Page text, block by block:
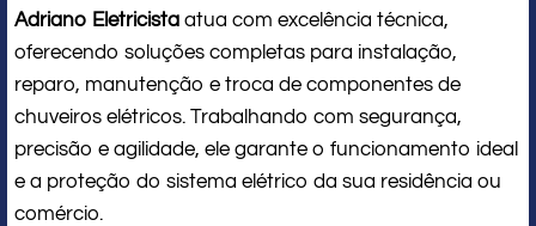
Adriano Eletricista atua com excelência técnica,
oferecendo soluções completas para instalação,
reparo, manutenção e troca de componentes de
chuveiros elétricos. Trabalhando com segurança,
precisão e agilidade, ele garante o funcionamento ideal
e a proteção do sistema elétrico da sua residência ou
comércio.